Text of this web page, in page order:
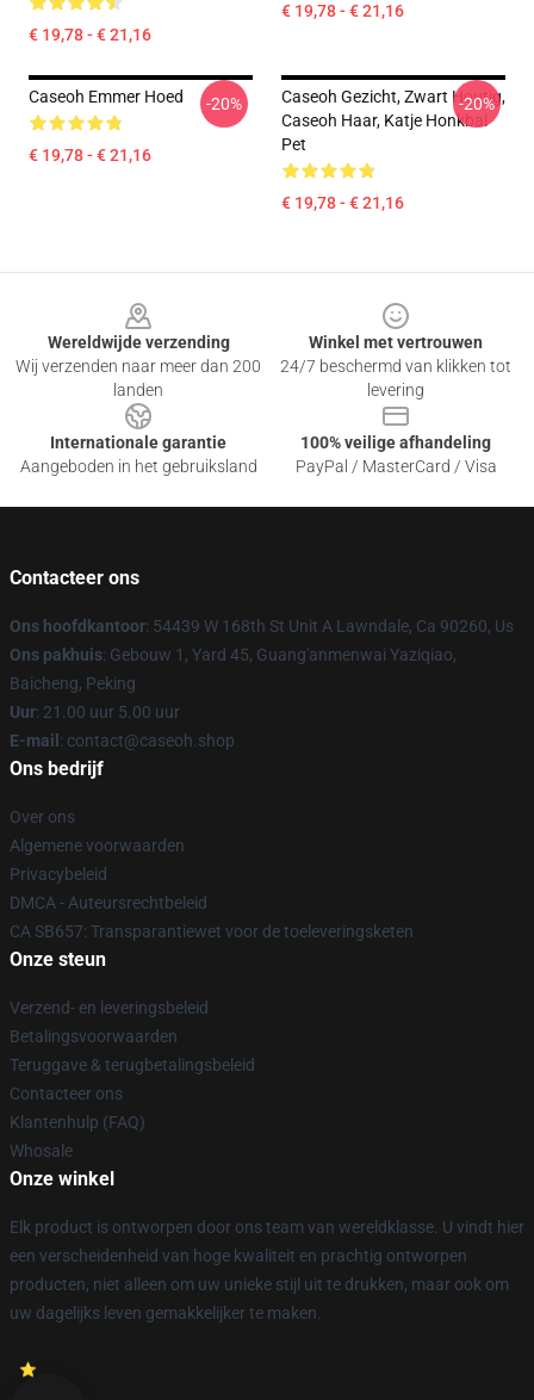
€ 19,78 - € 21,16
€ 19,78 - € 21,16
Caseoh Emmer Hoed
€ 19,78 - € 21,16
-20%
Caseoh Gezicht, Zwart Houtig,
Caseoh Haar, Katje Honkbal
Pet
€ 19,78 - € 21,16
-20%
Wereldwijde verzending
Wij verzenden naar meer dan 200
landen
Winkel met vertrouwen
24/7 beschermd van klikken tot
levering
Internationale garantie
Aangeboden in het gebruiksland
100% veilige afhandeling
PayPal / MasterCard / Visa
Contacteer ons
Ons hoofdkantoor: 54439 W 168th St Unit A Lawndale, Ca 90260, Us
Ons pakhuis: Gebouw 1, Yard 45, Guang'anmenwai Yaziqiao,
Baicheng, Peking
Uur: 21.00 uur 5.00 uur
E-mail : contact@caseoh.shop
Ons bedrijf
Over ons
Algemene voorwaarden
Privacybeleid
DMCA - Auteursrechtbeleid
CA SB657: Transparantiewet voor de toeleveringsketen
Onze steun
Verzend- en leveringsbeleid
Betalingsvoorwaarden
Teruggave & terugbetalingsbeleid
Contacteer ons
Klantenhulp (FAQ)
Whosale
Onze winkel
Elk product is ontworpen door ons team van wereldklasse. U vindt hier
een verscheidenheid van hoge kwaliteit en prachtig ontworpen
producten, niet alleen om uw unieke stijl uit te drukken, maar ook om
uw dagelijks leven gemakkelijker te maken.